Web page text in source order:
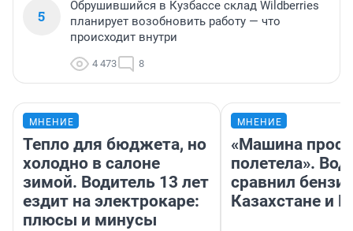
5
Обрушившийся в Кузбассе склад Wildberries
планирует возобновить работу — что
происходит внутри
4 473 8
МНЕНИЕ
Тепло для бюджета, но
холодно в салоне
зимой. Водитель 13 лет
ездит на электрокаре:
плюсы и минусы
МНЕНИЕ
«Машина
полетела».
сравнил
Казахстане и